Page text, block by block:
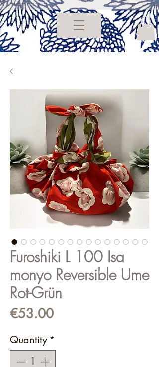
Furoshiki L 100 Isa
monyo Reversible Ume
Rot-Grün
€53.00Price
Quantity *